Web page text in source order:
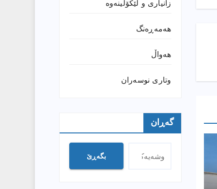
زانیارى و لێکۆڵینەوە
هەمەڕەنگ
هەواڵ
وتارى نوسەران
گەڕان
بگەڕێ